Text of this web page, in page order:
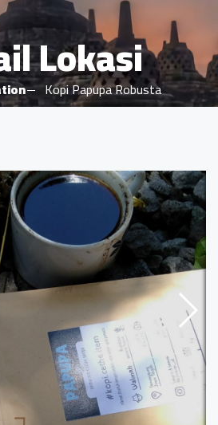
Lokasi
Kopi Papupa Robusta